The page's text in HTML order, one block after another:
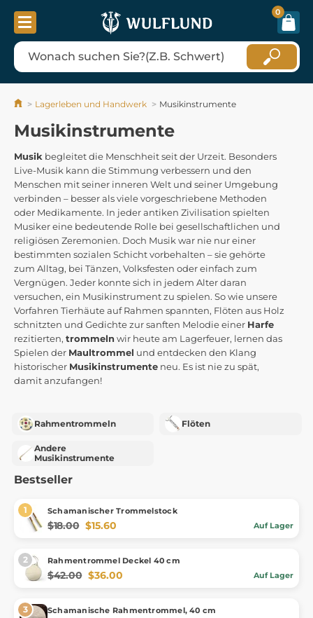
0
Lagerleben und Handwerk Musikinstrumente
Musikinstrumente
Musik begleitet die Menschheit seit der Urzeit. Besonders
Live-Musik kann die Stimmung verbessern und den
Menschen mit seiner inneren Welt und seiner Umgebung
verbinden – besser als viele vorgeschriebene Methoden
oder Medikamente. In jeder antiken Zivilisation spielten
Musiker eine bedeutende Rolle bei gesellschaftlichen und
religiösen Zeremonien. Doch Musik war nie nur einer
bestimmten sozialen Schicht vorbehalten – sie gehörte
zum Alltag, bei Tänzen, Volksfesten oder einfach zum
Vergnügen. Jeder konnte sich in jedem Alter daran
versuchen, ein Musikinstrument zu spielen. So wie unsere
Vorfahren Tierhäute auf Rahmen spannten, Flöten aus Holz
schnitzten und Gedichte zur sanften Melodie einer Harfe
rezitierten, trommeln wir heute am Lagerfeuer, lernen das
Spielen der Maultrommel und entdecken den Klang
historischer Musikinstrumente neu. Es ist nie zu spät,
damit anzufangen!
Rahmentrommeln Flöten
Andere
Musikinstrumente
Bestseller
Schamanischer Trommelstock
$18.00 $15.60 Auf Lager
Rahmentrommel Deckel 40 cm
$42.00 $36.00 Auf Lager
Schamanische Rahmentrommel, 40 cm